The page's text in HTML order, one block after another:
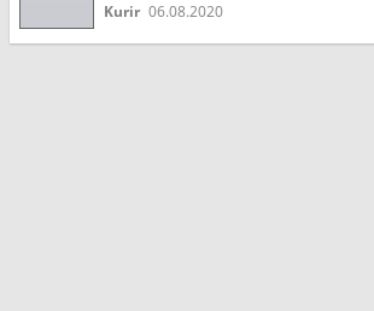
nisam pogađao!
Kurir 06.08.2020